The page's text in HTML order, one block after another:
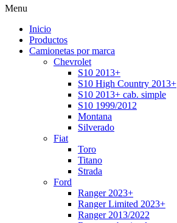
Menu
Inicio
Productos
Camionetas por marca
Chevrolet
S10 2013+
S10 High Country 2013+
S10 2013+ cab. simple
S10 1999/2012
Montana
Silverado
Fiat
Toro
Titano
Strada
Ford
Ranger 2023+
Ranger Limited 2023+
Ranger 2013/2022